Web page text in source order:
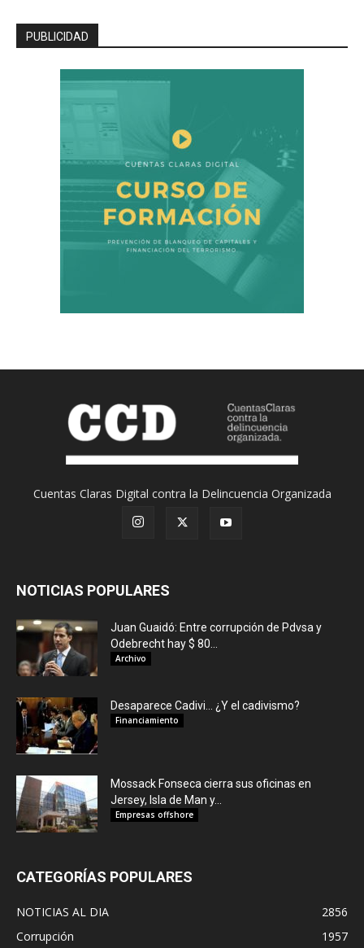
PUBLICIDAD
Cuentas Claras Digital contra la Delincuencia Organizada
NOTICIAS POPULARES
Juan Guaidó: Entre corrupción de Pdvsa y
Odebrecht hay $ 80...
Archivo
Desaparece Cadivi… ¿Y el cadivismo?
Financiamiento
Mossack Fonseca cierra sus oficinas en
Jersey, Isla de Man y...
Empresas offshore
CATEGORÍAS POPULARES
NOTICIAS AL DIA
2856
Corrupción
1957